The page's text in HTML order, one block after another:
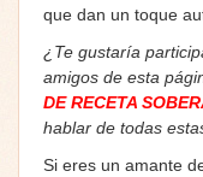
que dan un toque
¿Te gustaría
amigos de esta
DE RECETA
hablar de todas
Si eres un amante